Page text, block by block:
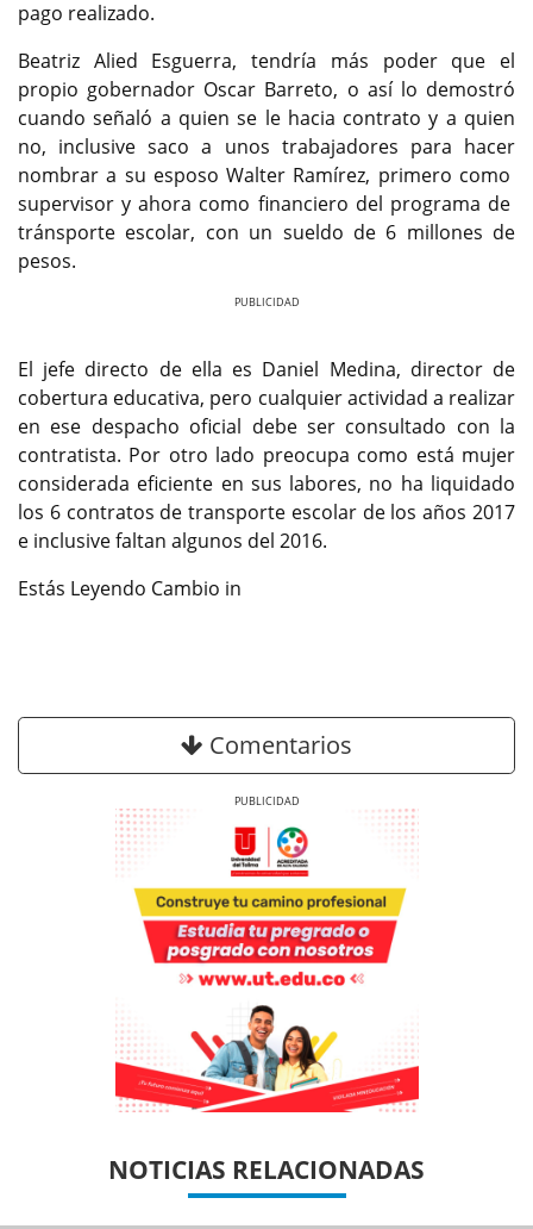
pago realizado.
Beatriz Alied Esguerra, tendría más poder que el
propio gobernador Oscar Barreto, o así lo demostró
cuando señaló a quien se le hacia contrato y a quien
no, inclusive saco a unos trabajadores para hacer
nombrar a su esposo Walter Ramírez, primero como
supervisor y ahora como financiero del programa de
tránsporte escolar, con un sueldo de 6 millones de
pesos.
El jefe directo de ella es Daniel Medina, director de
cobertura educativa, pero cualquier actividad a realizar
en ese despacho oficial debe ser consultado con la
contratista. Por otro lado preocupa como está mujer
considerada eficiente en sus labores, no ha liquidado
los 6 contratos de transporte escolar de los años 2017
e inclusive faltan algunos del 2016.
Estás Leyendo Cambio in
Comentarios
NOTICIAS RELACIONADAS